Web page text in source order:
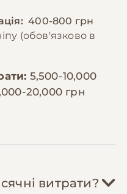
400-800 грн
(обов'язково в
5,500-10,000
20,000 грн
витрати?